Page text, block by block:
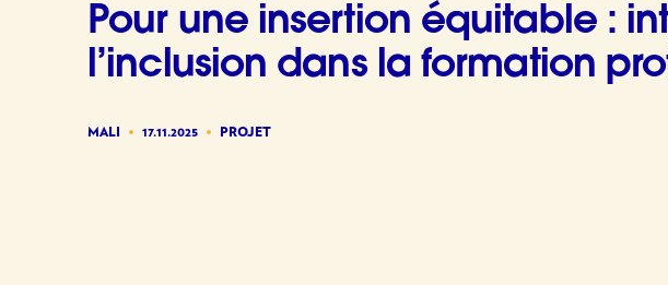
Pour une insertion équitable :
l’inclusion dans la formation
MALI 17.11.2025 PROJET